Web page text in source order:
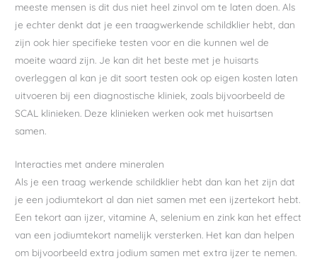
meeste mensen is dit dus niet heel zinvol om te laten doen. Als
je echter denkt dat je een traagwerkende schildklier hebt, dan
zijn ook hier specifieke testen voor en die kunnen wel de
moeite waard zijn. Je kan dit het beste met je huisarts
overleggen al kan je dit soort testen ook op eigen kosten laten
uitvoeren bij een diagnostische kliniek, zoals bijvoorbeeld de
SCAL klinieken. Deze klinieken werken ook met huisartsen
samen.
Interacties met andere mineralen
Als je een traag werkende schildklier hebt dan kan het zijn dat
je een jodiumtekort al dan niet samen met een ijzertekort hebt.
Een tekort aan ijzer, vitamine A, selenium en zink kan het effect
van een jodiumtekort namelijk versterken. Het kan dan helpen
om bijvoorbeeld extra jodium samen met extra ijzer te nemen.